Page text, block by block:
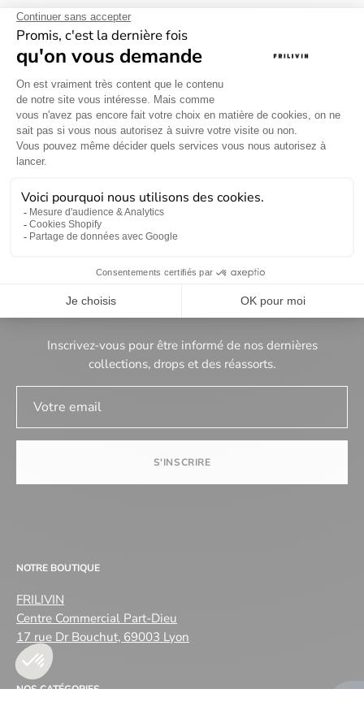
Newsletter
Inscrivez-vous pour être informé de nos dernières
collections, drops et des réassorts.
S'INSCRIRE
NOTRE BOUTIQUE
FRILIVIN
Centre Commercial Part-Dieu
17 rue Dr Bouchut, 69003 Lyon
NOS CATÉGORIES